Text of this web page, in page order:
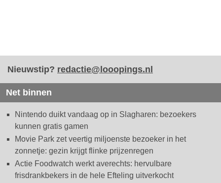
Nieuwstip? redactie@looopings.nl
Net binnen
Nintendo duikt vandaag op in Slagharen: bezoekers
kunnen gratis gamen
Movie Park zet veertig miljoenste bezoeker in het
zonnetje: gezin krijgt flinke prijzenregen
Actie Foodwatch werkt averechts: hervulbare
frisdrankbekers in de hele Efteling uitverkocht